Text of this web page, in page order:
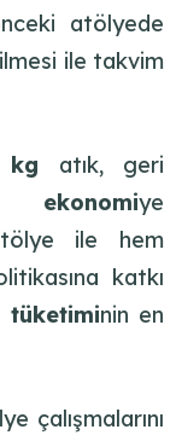
atölyede
ile takvim
kg atık, geri
ekonomiye
ile hem
katkı
tüketiminin en
çalışmalarını